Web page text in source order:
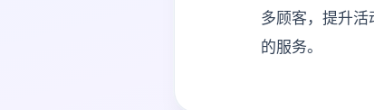
多顾客，提升
的服务。